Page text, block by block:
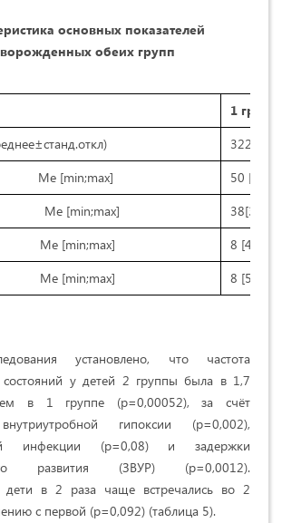
основных показателей
обеих групп
1
[min;max]
50
[min;max]
Me [min;max]
8 [4;8]
Me [min;max]
8 [5;9]
установлено, что частота
состояний у детей 2 группы была в 1,7
в 1 группе (p=0,00052), за счёт
гипоксии (p=0,002),
инфекции (p=0,08) и задержки
развития (ЗВУР) (p=0,0012).
дети в 2 раза чаще встречались во 2
с первой (р=0,092) (таблица 5).